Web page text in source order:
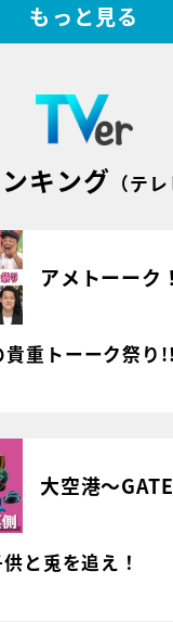
もっと見る
キング （テ
アメトーーク！
貴重トーーク祭り!!
大空港～
と兎を追え！